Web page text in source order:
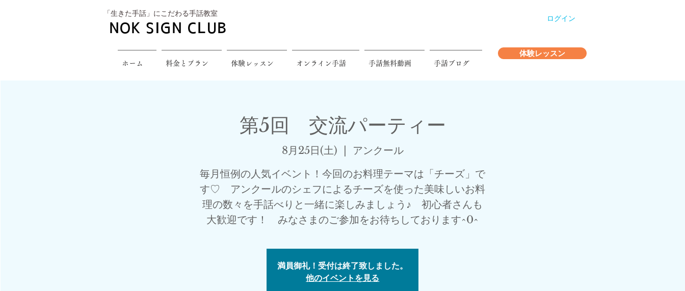
​「生きた手話」にこだわる手話教室
NOK SIGN CLUB
ホーム 料金とプラン 体験レッスン オンライン手話 手話無料動画 手話ブログ
ログイン
体験レッスン
第5回 交流パーティー
8月25日(土)
アンクール
毎月恒例の人気イベント！今回のお料理テーマは「チーズ」で
す♡ アンクールのシェフによるチーズを使った美味しいお料
理の数々を手話べりと一緒に楽しみましょう♪ 初心者さんも
大歓迎です！ みなさまのご参加をお待ちしております^0^
満員御礼！受付は終了致しました。
他のイベントを見る